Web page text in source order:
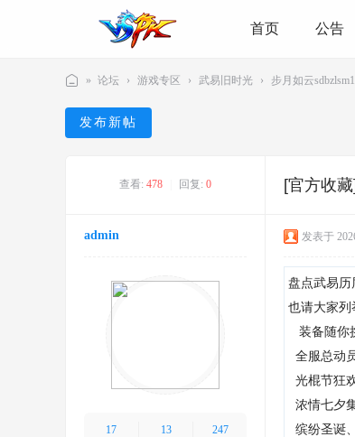
首页 公告
V
» 论坛 › 游戏专区 › 武易旧时光 › 步月如云
发布新帖
查看: 478 回复: 0 [官方收藏]
admin
17
13
247
发表于
盘点武易历
也请大家列
装备随你
全服总动
光棍节狂
浓情七夕
缤纷圣诞